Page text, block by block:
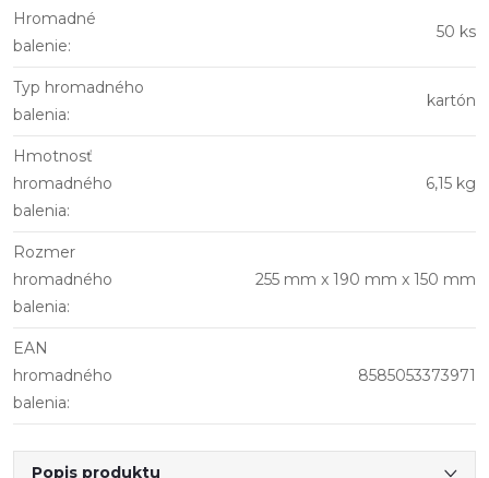
Hromadné
balenie:
50 ks
Typ hromadného
balenia:
kartón
Hmotnosť
hromadného
balenia:
6,15 kg
Rozmer
hromadného
balenia:
255 mm x 190 mm x 150 mm
EAN
hromadného
balenia:
8585053373971
Popis produktu